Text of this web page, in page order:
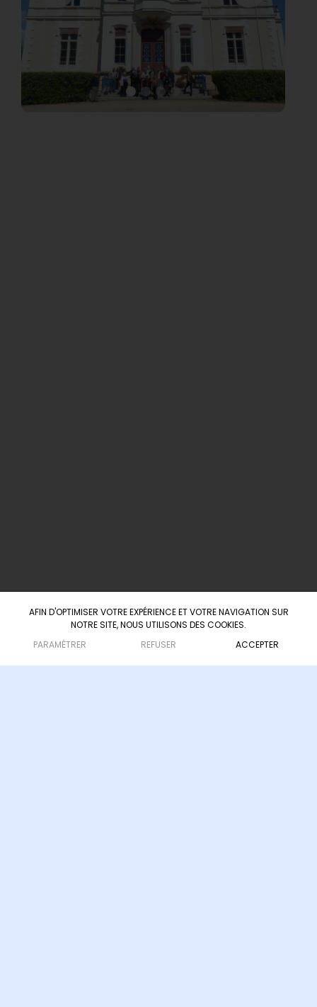
AFIN D'OPTIMISER VOTRE EXPÉRIENCE ET VOTRE NAVIGATION SUR
NOTRE SITE, NOUS UTILISONS DES COOKIES.
PARAMÉTRER
REFUSER ACCEPTER
Agence d'ingénierie culturelle & touristique
— depuis 2008